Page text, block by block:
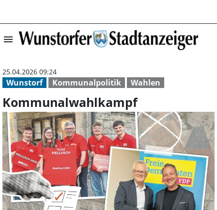
menu
Wunstorf Kommunalpolitik Wahlen
25.04.2026 09:24
Kommunalwahlkampf